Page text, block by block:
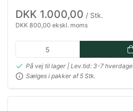
DKK 1.000,00 / Stk.
DKK 800,00 ekskl. moms
På vej til lager | Lev.tid: 3-7 hverdage
Sælges i pakker af 5 Stk.